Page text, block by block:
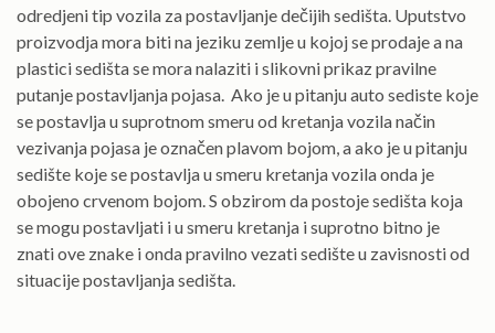
odredjeni tip vozila za postavljanje dečijih sedišta. Uputstvo
proizvodja mora biti na jeziku zemlje u kojoj se prodaje a na
plastici sedišta se mora nalaziti i slikovni prikaz pravilne
putanje postavljanja pojasa. Ako je u pitanju auto sediste koje
se postavlja u suprotnom smeru od kretanja vozila način
vezivanja pojasa je označen plavom bojom, a ako je u pitanju
sedište koje se postavlja u smeru kretanja vozila onda je
obojeno crvenom bojom. S obzirom da postoje sedišta koja
se mogu postavljati i u smeru kretanja i suprotno bitno je
znati ove znake i onda pravilno vezati sedište u zavisnosti od
situacije postavljanja sedišta.